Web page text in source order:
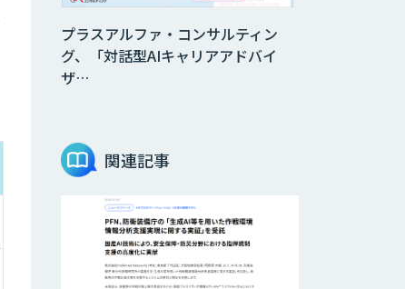
プラスアルファ・コンサルティン
グ、「対話型AIキャリアアドバイ
ザ…
関連記事